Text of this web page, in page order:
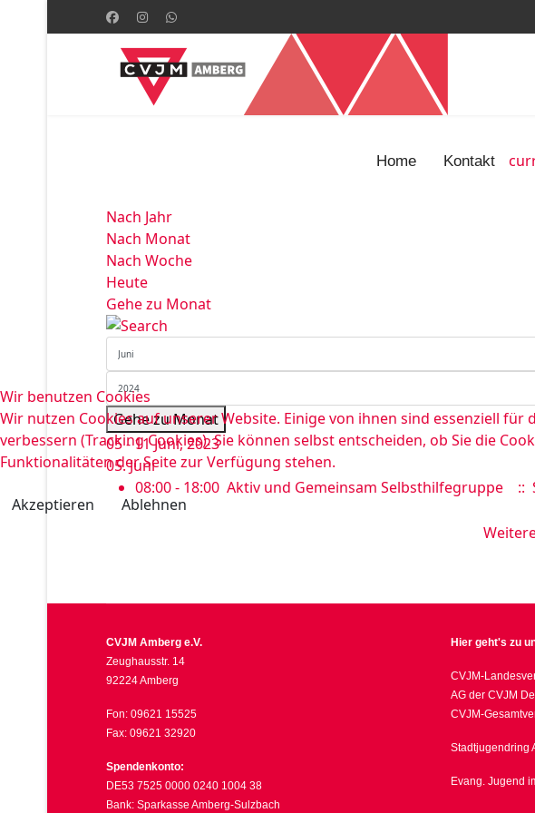
Home Kontakt
Nach Jahr
Nach Monat
Nach Woche
Heute
Gehe zu Monat
Gehe zu Monat
05 - 11 Juni, 2023
05. Juni
08:00 - 18:00 Aktiv und Gemeinsam Selbsthilfegruppe ::
CVJM Amberg e.V.
Zeughausstr. 14
92224 Amberg
Fon: 09621 15525
Fax: 09621 32920
Spendenkonto:
DE53 7525 0000 0240 1004 38
Bank: Sparkasse Amberg-Sulzbach
Hier geht's zu
CVJM-
AG der CVJM
CVJM-
Stadtjugendring
Evang. Jugend
Wir benutzen Cookies
Wir nutzen Cookies auf unserer Website. Einige von ihnen sind essenziell
verbessern (Tracking Cookies). Sie können selbst entscheiden, ob Sie die
Funktionalitäten der Seite zur Verfügung stehen.
Akzeptieren
Ablehnen